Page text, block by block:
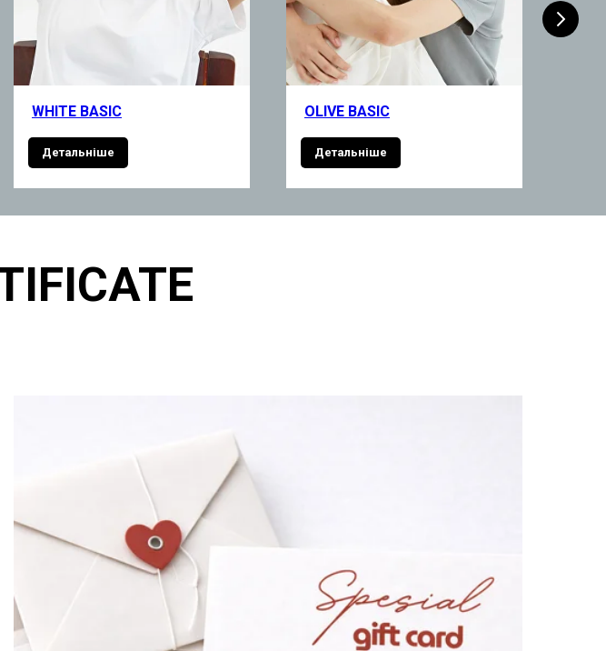
WHITE BASIC
Детальніше
OLIVE BASIC
Детальніше